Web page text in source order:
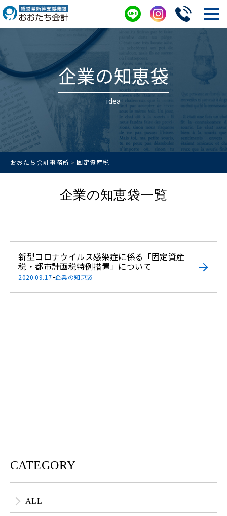
企業の知恵袋
idea
おおたち会計事務所 > 固定資産税
企業の知恵袋一覧
新型コロナウイルス感染症に係る「固定資産
税・都市計画税特例措置」について
2020.09.17-企業の知恵袋
CATEGORY
ALL